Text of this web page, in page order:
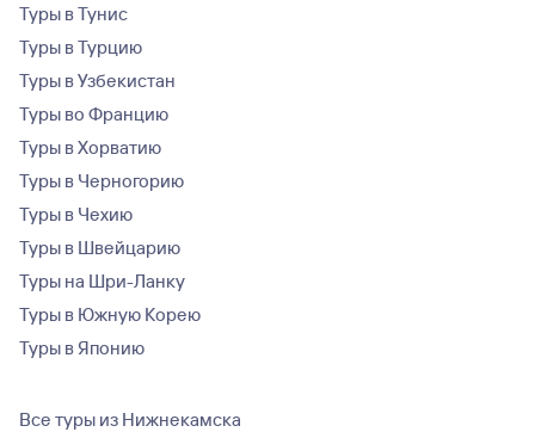
Туры в Тунис
Туры в Турцию
Туры в Узбекистан
Туры во Францию
Туры в Хорватию
Туры в Черногорию
Туры в Чехию
Туры в Швейцарию
Туры на Шри-Ланку
Туры в Южную Корею
Туры в Японию
Все туры из Нижнекамска